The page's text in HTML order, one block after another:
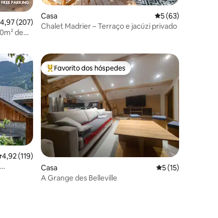
média de 4,97 em 5 estrelas, 207avaliações
4,97 (207)
de
Casa Classificação
5 (63)
Chalet Madrier – Terraço e jacúzi privado
média de 4,92 em 5 estrelas, 119avaliações
4,92 (119)
Favoritos dos hóspedes mais apreciados
Favorito dos hóspedes
Casa Classificação
5 (15)
A Grange des Belleville